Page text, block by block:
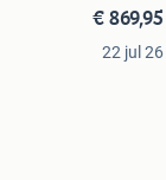
€ 869,95
22 jul 26